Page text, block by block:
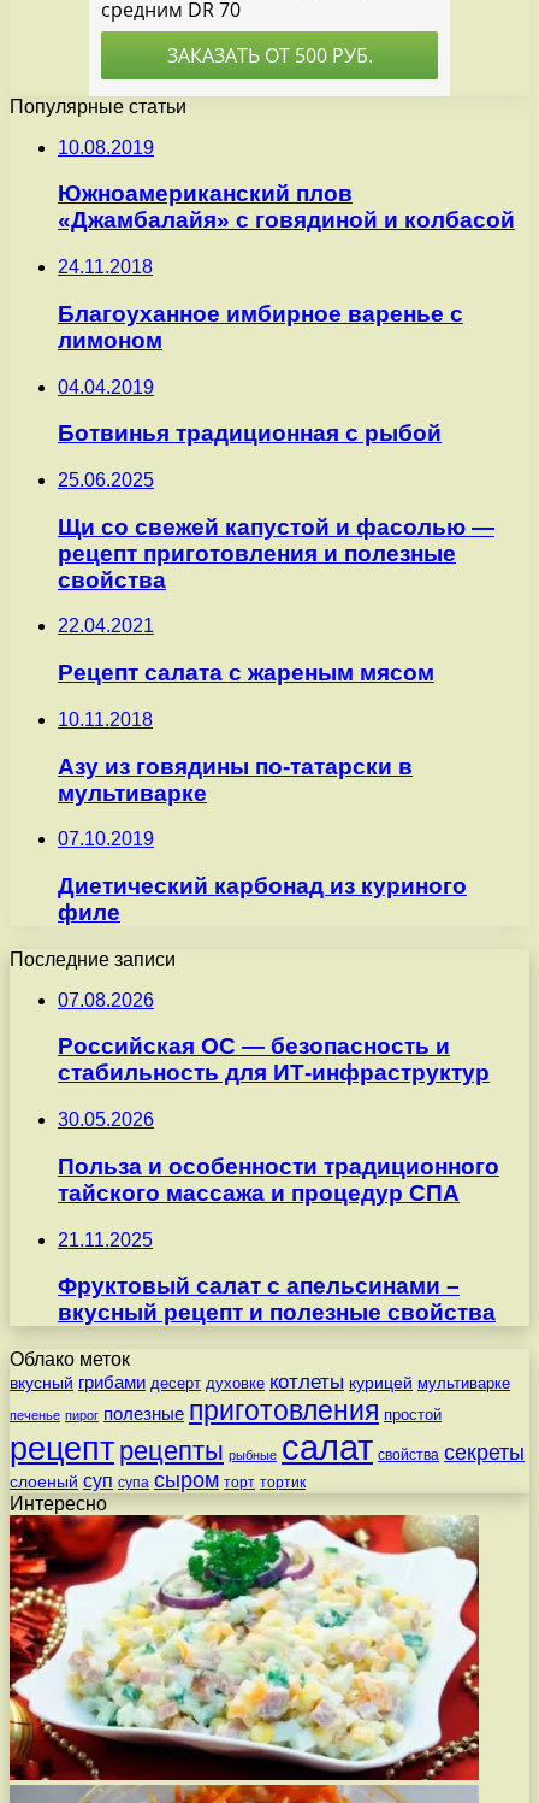
Популярные статьи
10.08.2019
Южноамериканский плов
«Джамбалайя» с говядиной и колбасой
24.11.2018
Благоуханное имбирное варенье с
лимоном
04.04.2019
Ботвинья традиционная с рыбой
25.06.2025
Щи со свежей капустой и фасолью —
рецепт приготовления и полезные
свойства
22.04.2021
Рецепт салата с жареным мясом
10.11.2018
Азу из говядины по-татарски в
мультиварке
07.10.2019
Диетический карбонад из куриного
филе
Последние записи
07.08.2026
Российская ОС — безопасность и
стабильность для ИТ-инфраструктур
30.05.2026
Польза и особенности традиционного
тайского массажа и процедур СПА
21.11.2025
Фруктовый салат с апельсинами –
вкусный рецепт и полезные свойства
Облако меток
вкусный грибами десерт духовке котлеты курицей мультиварке
печенье пирог полезные приготовления простой
рецепт рецепты рыбные салат свойства секреты
слоеный суп супа сыром торт тортик
Интересно